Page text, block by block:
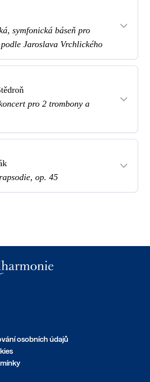
symfonická báseň pro
Jaroslava Vrchlického
pro 2 trombony a
op. 45
osobních údajů